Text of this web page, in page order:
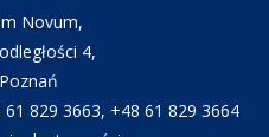
Novum,
4,
61 829 3663, +48 61 829 3664